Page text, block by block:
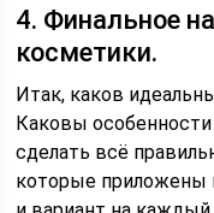
4. Финальное
косметики.
Итак, каков
Каковы
сделать всё
которые приложены